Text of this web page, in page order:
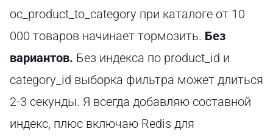
oc_product_to_category при каталоге от 10
000 товаров начинает тормозить. Без
вариантов. Без индекса по product_id и
category_id выборка фильтра может длиться
2-3 секунды. Я всегда добавляю составной
индекс, плюс включаю Redis для